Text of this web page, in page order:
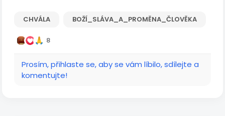
CHVÁLA BOŽÍ_SLÁVA_A_PROMĚNA_ČLOVĚKA
8
Prosím, přihlaste se, aby se vám líbilo, sdílejte a
komentujte!